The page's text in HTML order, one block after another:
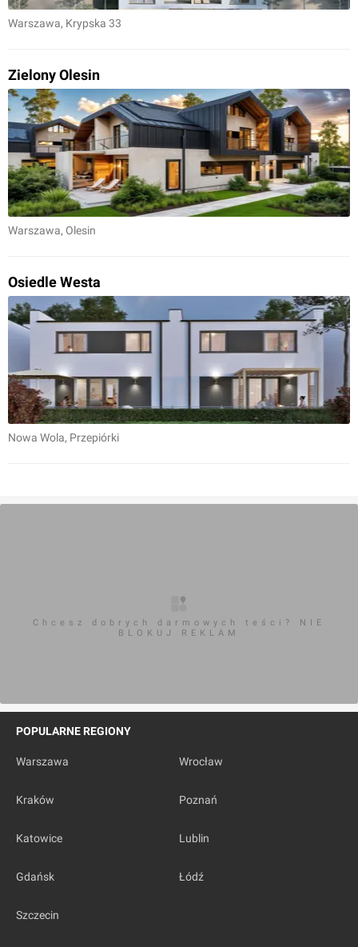
Warszawa, Krypska 33
Zielony Olesin
Warszawa, Olesin
Osiedle Westa
Nowa Wola, Przepiórki
Chcesz dobrych darmowych teści? NIE
BLOKUJ REKLAM
POPULARNE REGIONY
Warszawa Wrocław
Kraków Poznań
Katowice Lublin
Gdańsk Łódź
Szczecin